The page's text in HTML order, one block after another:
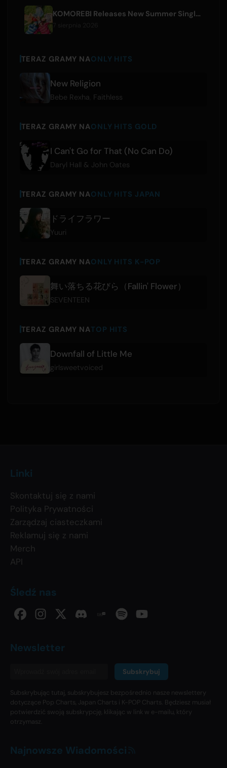
KOMOREBI Releases New Summer Single 'Letsu Natsu'
TERAZ GRAMY NAONLY HITS
New Religion
Bebe Rexha Faithless
TERAZ GRAMY NAONLY HITS GOLD
I Can't Go for That (No Can Do)
Daryl Hall & John Oates
TERAZ GRAMY NAONLY HITS JAPAN
ドライフラワー
Yuuri
TERAZ GRAMY NAONLY HITS K-POP
舞い落ちる花びら（Fallin' Flower）
SEVENTEEN
TERAZ GRAMY NATOP HITS
Downfall of Little Me
girlsweetvoiced
Linki
Skontaktuj się z nami
Polityka Prywatności
Zarządzaj ciasteczkami
Reklamuj się z nami
Merch
API
Śledź nas
Newsletter
Subskrybuj
Subskrybując tutaj, subskrybujesz bezpośrednio nasze newslettery
dotyczące Pop Charts, Japan Charts i K-POP Charts. Będziesz musiał
potwierdzić swoją subskrypcję, klikając w link w e-mailu, który
otrzymasz.
Najnowsze Wiadomości